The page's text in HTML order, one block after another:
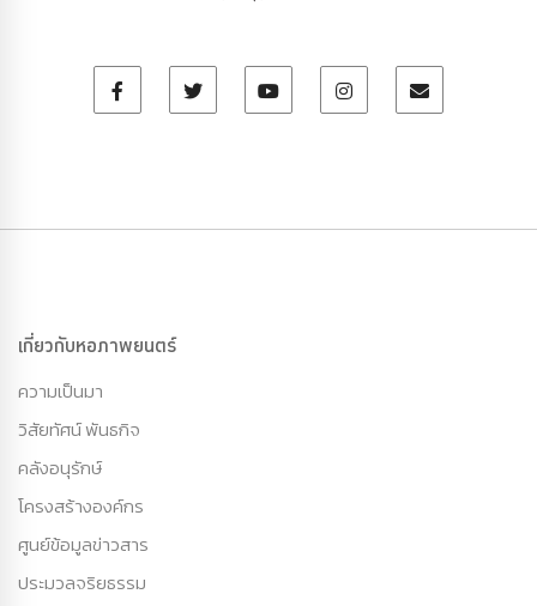
เกี่ยวกับหอภาพยนตร์
ความเป็นมา
วิสัยทัศน์ พันธกิจ
คลังอนุรักษ์
โครงสร้างองค์กร
ศูนย์ข้อมูลข่าวสาร
ประมวลจริยธรรม